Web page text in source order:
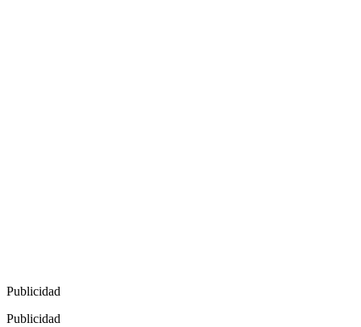
Publicidad
Publicidad